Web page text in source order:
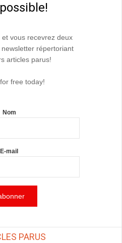
et vous recevrez deux
répertoriant
articles parus!
free today!
Nom
E-mail
PARUS